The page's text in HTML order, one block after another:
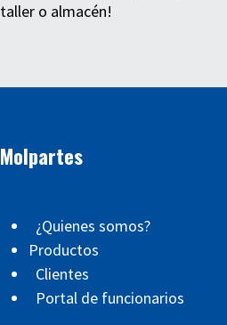
taller o almacén!
Molpartes
¿Quienes somos?
Productos
Clientes
Portal de funcionarios